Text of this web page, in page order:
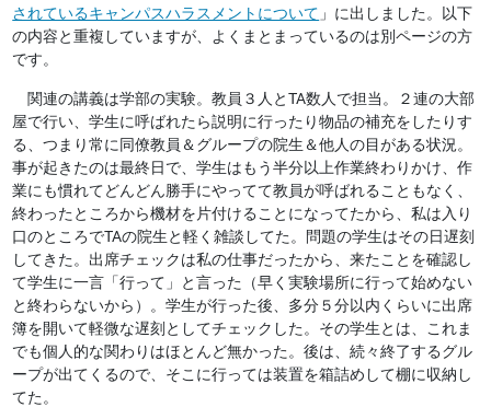
されているキャンパスハラスメントについて 」に出しました。以下
の内容と重複していますが、よくまとまっているのは別ページの方
です。
関連の講義は学部の実験。教員３人とTA数人で担当。２連の大部
屋で行い、学生に呼ばれたら説明に行ったり物品の補充をしたりす
る、つまり常に同僚教員＆グループの院生＆他人の目がある状況。
事が起きたのは最終日で、学生はもう半分以上作業終わりかけ、作
業にも慣れてどんどん勝手にやってて教員が呼ばれることもなく、
終わったところから機材を片付けることになってたから、私は入り
口のところでTAの院生と軽く雑談してた。問題の学生はその日遅刻
してきた。出席チェックは私の仕事だったから、来たことを確認し
て学生に一言「行って」と言った（早く実験場所に行って始めない
と終わらないから）。学生が行った後、多分５分以内くらいに出席
簿を開いて軽微な遅刻としてチェックした。その学生とは、これま
でも個人的な関わりはほとんど無かった。後は、続々終了するグル
ープが出てくるので、そこに行っては装置を箱詰めして棚に収納し
てた。